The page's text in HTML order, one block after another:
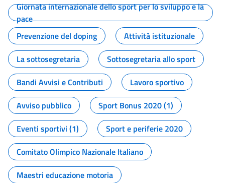
Giornata internazionale dello sport per lo sviluppo e la
pace
Prevenzione del doping
Attività istituzionale
La sottosegretaria
Sottosegretaria allo sport
Bandi Avvisi e Contributi
Lavoro sportivo
Avviso pubblico
Sport Bonus 2020 (1)
Eventi sportivi (1)
Sport e periferie 2020
Comitato Olimpico Nazionale Italiano
Maestri educazione motoria